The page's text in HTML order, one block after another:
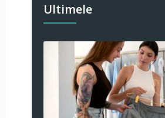
Ultimele